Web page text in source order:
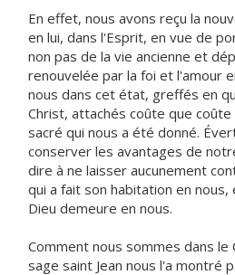
En effet, nous avons reçu la
en lui, dans l'Esprit, en vue de
non pas de la vie ancienne et
renouvelée par la foi et l'amour
nous dans cet état, greffés en
Christ, attachés coûte que
sacré qui nous a été donné.
conserver les avantages de
dire à ne laisser aucunement
qui a fait son habitation en
Dieu demeure en nous.
Comment nous sommes dans le
sage saint Jean nous l'a montré